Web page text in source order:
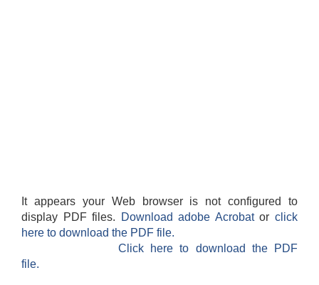
It appears your Web browser is not configured to
display PDF files.
Download adobe Acrobatorclick
here to download the PDF file.
Click here to download the PDF
file.